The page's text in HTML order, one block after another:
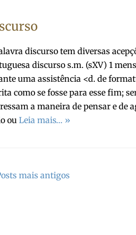
discurso tem diversas
discurso s.m. (sXV) 1
uma assistência <d. de
como se fosse para esse fim;
a maneira de pensar e de
ouLeia mais… »
mais antigos